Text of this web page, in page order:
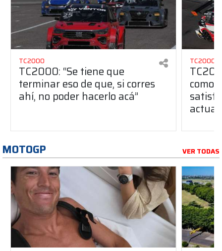
TC2000
TC2000: “Se tiene que
terminar eso de que, si corres
ahí, no poder hacerlo acá”
TC2000
como
MOTOGP VER TODAS